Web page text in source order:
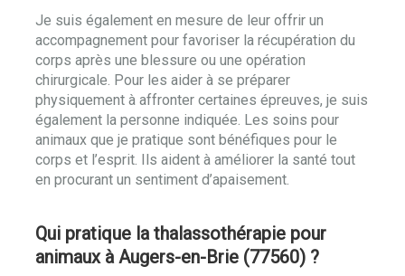
Je suis également en mesure de leur offrir un
accompagnement pour favoriser la récupération du
corps après une blessure ou une opération
chirurgicale. Pour les aider à se préparer
physiquement à affronter certaines épreuves, je suis
également la personne indiquée. Les soins pour
animaux que je pratique sont bénéfiques pour le
corps et l’esprit. Ils aident à améliorer la santé tout
en procurant un sentiment d’apaisement.
Qui pratique la thalassothérapie pour
animaux à Augers-en-Brie (77560) ?